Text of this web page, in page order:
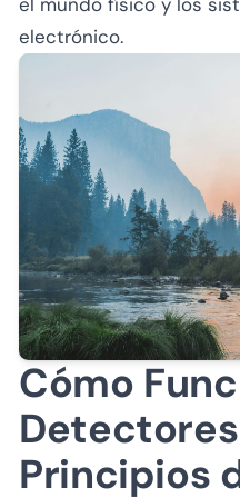
electrónico.
Cómo
Principios